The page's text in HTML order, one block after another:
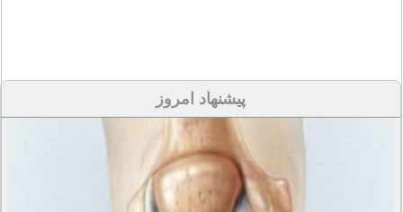
پیشنهاد امروز